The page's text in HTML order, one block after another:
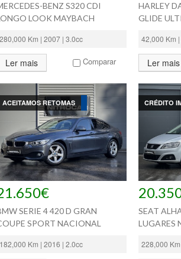
BENZ S320 CDI
LOOK MAYBACH
280,000 Km | 2007 | 3.0cc
Ler mais Comparar
HARLEY
GLIDE
42,000 Km
Ler mais
ACEITAMOS RETOMAS
SERIE 4 420 D GRAN
SPORT NACIONAL
182,000 Km | 2016 | 2.0cc
CRÉDITO
SEAT
LUGARES
228,000